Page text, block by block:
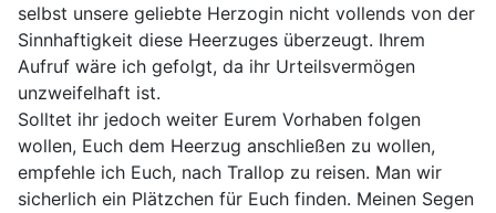
selbst unsere geliebte Herzogin nicht vollends von der
Sinnhaftigkeit diese Heerzuges überzeugt. Ihrem
Aufruf wäre ich gefolgt, da ihr Urteilsvermögen
unzweifelhaft ist.
Solltet ihr jedoch weiter Eurem Vorhaben folgen
wollen, Euch dem Heerzug anschließen zu wollen,
empfehle ich Euch, nach Trallop zu reisen. Man wir
sicherlich ein Plätzchen für Euch finden. Meinen Segen